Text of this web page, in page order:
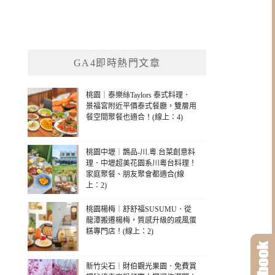
GA4即時熱門文章
桃園｜泰樂絲Taylors 泰式料理．
景福宮附近平價泰式餐廳，雙層用
餐空間聚餐也適合！(線上：4)
桃園中壢｜鵲品-川.粵.台菜創意料
理．中壢超美花園系川粵台料理！
家庭聚餐、朋友聚會都適合(線
上：2)
桃園楊梅｜舒舒福SUSUMU．從
龍潭搬遷楊梅，質感升級的戚風蛋
糕專門店！(線上：2)
新竹尖石｜財伯觀光果園．免費賞